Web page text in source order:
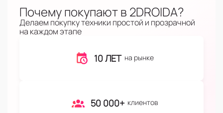
Почему покупают в 2DROIDA?
Делаем покупку техники простой и прозрачной
на каждом этапе
10 ЛЕТ на рынке
50 000+ клиентов